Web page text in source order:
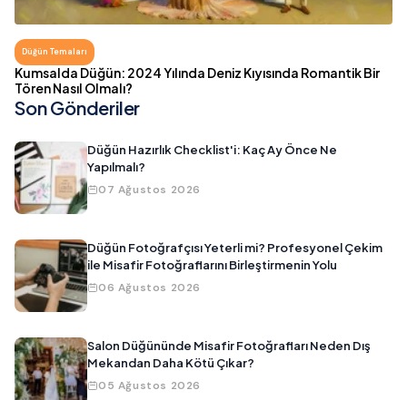
Düğün Temaları
Kumsalda Düğün: 2024 Yılında Deniz Kıyısında Romantik Bir
Tören Nasıl Olmalı?
Son Gönderiler
Düğün Hazırlık Checklist'i: Kaç Ay Önce Ne
Yapılmalı?
07 Ağustos 2026
Düğün Fotoğrafçısı Yeterli mi? Profesyonel Çekim
ile Misafir Fotoğraflarını Birleştirmenin Yolu
06 Ağustos 2026
Salon Düğününde Misafir Fotoğrafları Neden Dış
Mekandan Daha Kötü Çıkar?
05 Ağustos 2026